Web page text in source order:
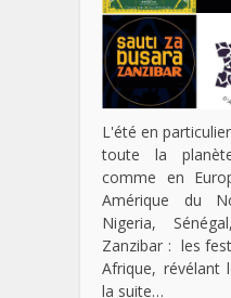
L'été en
toute la
comme en
Amérique du
Nigeria,
Zanzibar : les
Afrique, révélant
la suite…